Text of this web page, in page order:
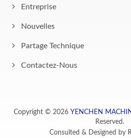
Entreprise
Nouvelles
Partage Technique
Contactez-Nous
Copyright © 2026 YENCHEN
Reserved.
Consulted & Designed by